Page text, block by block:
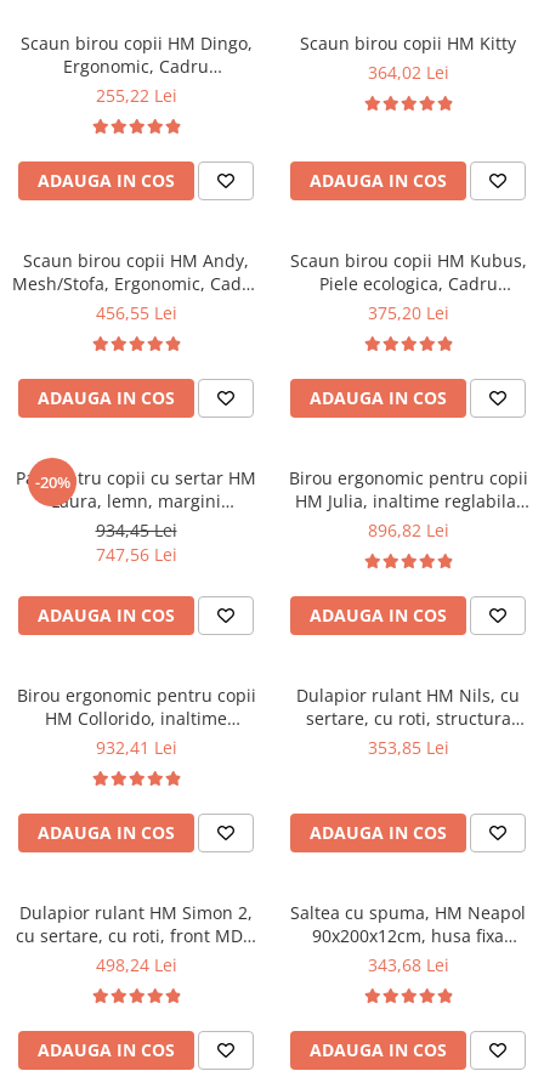
Mese gradinita
Scaune gradinita
Set mese si scaune gradinita
Mobilier copii
Mobila camera copii
Scaune birou pentru copii
Paturi copii
Masa si scaune gradinita
Seturi comode living si dormitor
95°C
Scaun birou copii HM Dingo,
Ergonomic, Cadru
Polipropilena, Mesh, Inaltime
cm, Roz
255,22 Lei
ADAUGA IN COS
Scaun birou copii HM Kitty
364,02 Lei
ADAUGA IN COS
Scaun birou copii HM Andy,
Mesh/Stofa, Ergonomic, Cadru
metalic, Inaltime ajustabila,
Roz
456,55 Lei
ADAUGA IN COS
Scaun birou copii HM Kubus,
Piele ecologica, Cadru
Polipropilena, Roti cauciucate,
Galben
375,20 Lei
ADAUGA IN COS
-20%
Pat pentru copii cu sertar HM
Laura, lemn, margini
rotunjite, 209x96x65 cm,
natur
934,45 Lei
747,56 Lei
ADAUGA IN COS
Birou ergonomic pentru copii
HM Julia, inaltime reglabila,
unghi inclinare ajustabil,
896,82 Lei
ADAUGA IN COS
Birou ergonomic pentru copii
HM Collorido, inaltime
reglabila, unghi inclinare
100x66x69-84 cm, alb
932,41 Lei
ADAUGA IN COS
Dulapior rulant HM Nils, cu
sertare, cu roti, structura
lemn, natur
353,85 Lei
ADAUGA IN COS
Dulapior rulant HM Simon 2,
cu sertare, cu roti, front MDF,
alb
498,24 Lei
ADAUGA IN COS
Saltea cu spuma, HM Neapol
90x200x12cm, husa fixa
microfibra
343,68 Lei
ADAUGA IN COS